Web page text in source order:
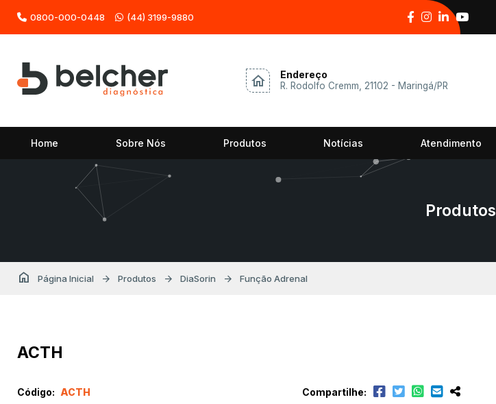
0800-000-0448 (44) 3199-9880
home Endereço
R. Rodolfo Cremm, 21102 - Maringá/PR
Home Sobre Nós Produtos Notícias Atendimento
Produtos
home Página Inicial arrow_forward Produtos arrow_forward DiaSorin arrow_forward Função Adrenal
ACTH
Código: ACTH Compartilhe: